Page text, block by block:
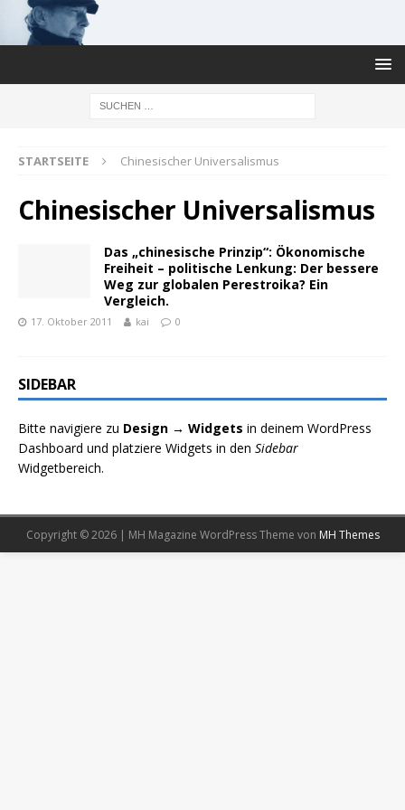
STARTSEITE Chinesischer Universalismus
Chinesischer Universalismus
Das „chinesische Prinzip“: Ökonomische
Freiheit – politische Lenkung: Der bessere
Weg zur globalen Perestroika? Ein
Vergleich.
17. Oktober 2011 kai 0
SIDEBAR
Bitte navigiere zu Design → Widgets in deinem WordPress
Dashboard und platziere Widgets in den Sidebar
Widgetbereich.
Copyright © 2026 | MH Magazine WordPress Theme von MH Themes